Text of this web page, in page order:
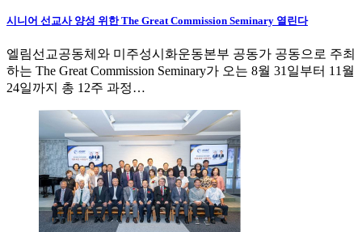
시니어 선교사 양성 위한 The Great Commission Seminary 열린다
엘림선교공동체와 미주성시화운동본부 공동가 공동으로 주최
하는 The Great Commission Seminary가 오는 8월 31일부터 11월
24일까지 총 12주 과정…